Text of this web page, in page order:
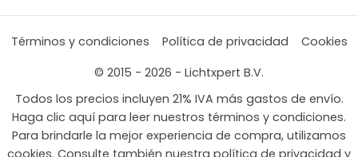
Términos y condiciones Política de privacidad
Cookies
© 2015 - 2026 - Lichtxpert B.V.
Todos los precios incluyen 21% IVA más gastos de envío.
Haga clic aquí para leer nuestros términos y condiciones.
Para brindarle la mejor experiencia de compra, utilizamos